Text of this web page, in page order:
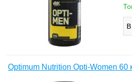
Optimum Nutrition Opti-Women 60